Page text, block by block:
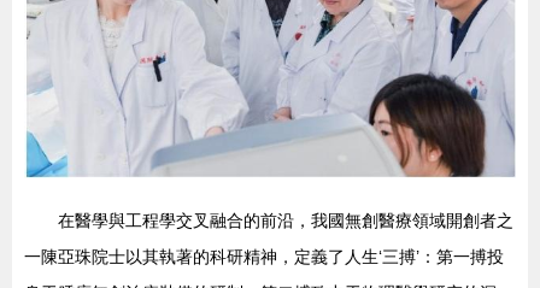
在醫學與工程學交叉融合的前沿，我國無創醫療領域開創者之
一陳亞珠院士以其執著的科研精神，定義了人生‘三搏’：第一搏投